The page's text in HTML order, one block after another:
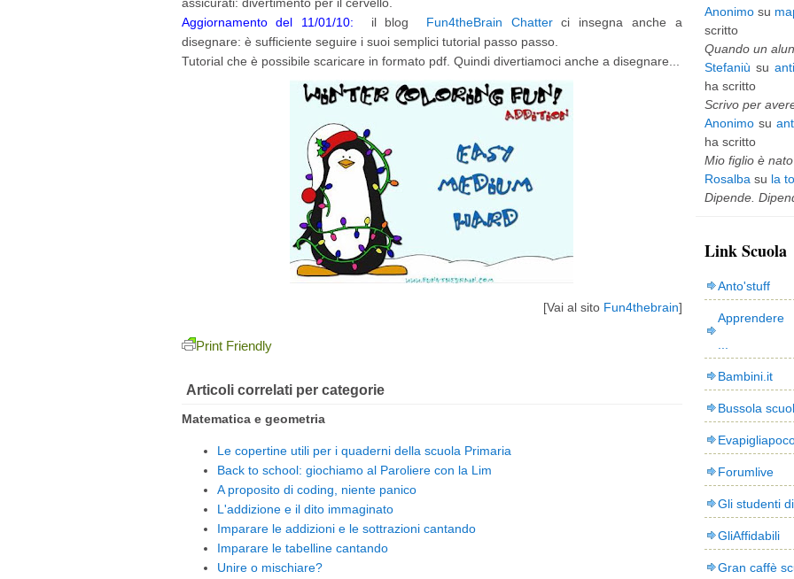
Aggiornamento del 11/01/10:
il blog Fun4theBrain Chatterci insegna anche a
disegnare: è sufficiente seguire i suoi semplici tutorial passo passo.
Tutorial che è possibile scaricare in formato pdf. Quindi divertiamoci anche a disegnare...
[Vai al sito Fun4thebrain]
Print Friendly
Articoli correlati per categorie
Matematica e geometria
Le copertine utili per i quaderni della scuola Primaria
Back to school: giochiamo al Paroliere con la Lim
A proposito di coding, niente panico
L'addizione e il dito immaginato
Imparare le addizioni e le sottrazioni cantando
Imparare le tabelline cantando
Unire o mischiare?
Anonimosu
scritto
Quando un
Stefaniù su
ha scritto
Scrivo per avere
Anonimosu
ha scritto
Mio figlio è nato
Rosalba su la
Dipende.
Link Scuola
Anto'stuff
Bambini.it
Bussola
Forumlive
Gli studenti
GliAffidabili
Gran caffè